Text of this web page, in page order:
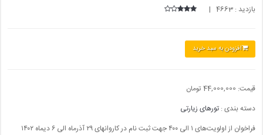
بازدید : 4663 |
افزودن به سبد خرید
قیمت: 44,000,000 تومان
دسته بندی : تورهای زیارتی
فراخوان از اولویت‌های ۱ الی ۴۰۰ جهت ثبت نام در کاروانهای ۲۹ آذرماه الی ۶ دیماه ۱۴۰۲